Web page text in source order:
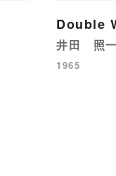
Double
井田 照
1965